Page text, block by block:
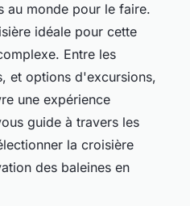
au monde pour le faire.
idéale pour cette
Entre les
et options d'excursions,
une expérience
guide à travers les
la croisière
des baleines en